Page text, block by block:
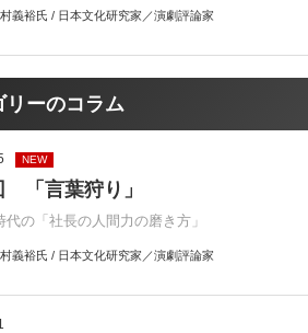
義裕氏 / 日本文化研究家／演劇評論家
リーのコラム
NEW
「言葉狩り」
代の「社長の人間力の磨き方」
義裕氏 / 日本文化研究家／演劇評論家